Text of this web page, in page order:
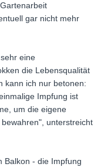
gar nicht mehr
eine
die Lebensqualität
kann ich nur betonen:
Impfung ist
um die eigene
unterstreicht
Balkon - die Impfung